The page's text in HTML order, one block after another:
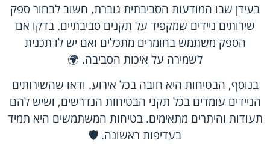
בעידן שבו המודעות הסביבתית גוברת, חשוב לבחור ספק
שירותים ניידים שמקפיד על תקנים סביבתיים. בדקו אם
הספק משתמש בחומרים מתכלים ואם יש לו תכנית
לשמירה על איכות הסביבה. 🌍
בנוסף, הבטיחות היא חובה בכל אירוע. ודאו שהשירותים
הניידים עומדים בכל תקני הבטיחות הנדרשים, ושיש להם
תעודות והיתרים מתאימים. בטיחות המשתמשים היא תמיד
בעדיפות ראשונה. 🛡️